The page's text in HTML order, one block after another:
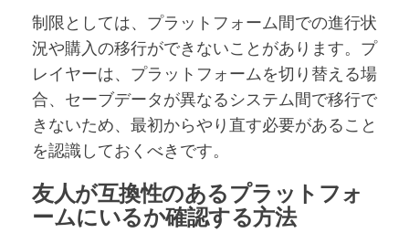
制限としては、プラットフォーム間での進行状
況や購入の移行ができないことがあります。プ
レイヤーは、プラットフォームを切り替える場
合、セーブデータが異なるシステム間で移行で
きないため、最初からやり直す必要があること
を認識しておくべきです。
友人が互換性のあるプラットフォ
ームにいるか確認する方法